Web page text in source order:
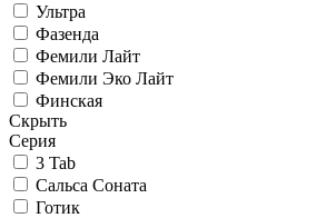
Ультра
Фазенда
Фемили Лайт
Фемили Эко Лайт
Финская
Скрыть
Серия
3 Tab
Сальса Соната
Готик